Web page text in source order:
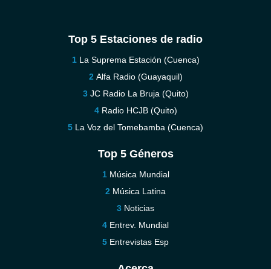
Top 5 Estaciones de radio
La Suprema Estación (Cuenca)
Alfa Radio (Guayaquil)
JC Radio La Bruja (Quito)
Radio HCJB (Quito)
La Voz del Tomebamba (Cuenca)
Top 5 Géneros
Música Mundial
Música Latina
Noticias
Entrev. Mundial
Entrevistas Esp